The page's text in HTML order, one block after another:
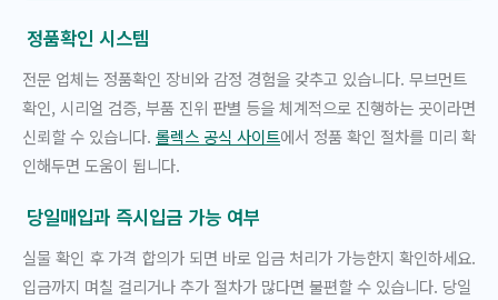
정품확인 시스템
전문 업체는 정품확인 장비와 감정 경험을 갖추고 있습니다. 무브먼트
확인, 시리얼 검증, 부품 진위 판별 등을 체계적으로 진행하는 곳이라면
신뢰할 수 있습니다. 롤렉스 공식 사이트에서 정품 확인 절차를 미리 확
인해두면 도움이 됩니다.
당일매입과 즉시입금 가능 여부
실물 확인 후 가격 합의가 되면 바로 입금 처리가 가능한지 확인하세요.
입금까지 며칠 걸리거나 추가 절차가 많다면 불편할 수 있습니다. 당일